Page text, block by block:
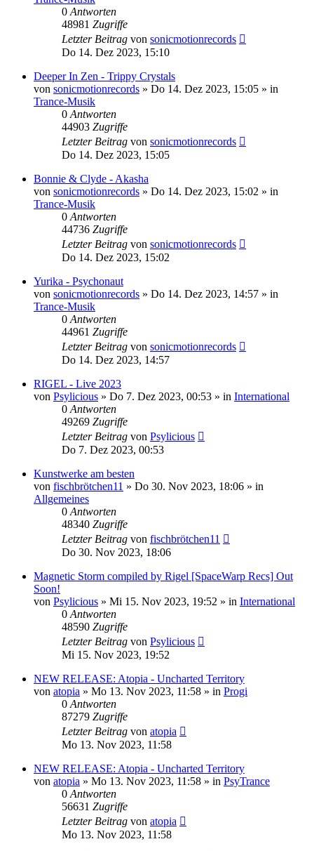
0 Antworten
48981 Zugriffe
Letzter Beitrag von sonicmotionrecords
Do 14. Dez 2023, 15:10
Deeper In Zen - Trippy Crystals
von sonicmotionrecords » Do 14. Dez 2023, 15:05 » in
Trance-Musik
0 Antworten
44903 Zugriffe
Letzter Beitrag von sonicmotionrecords
Do 14. Dez 2023, 15:05
Bonnie & Clyde - Akasha
von sonicmotionrecords » Do 14. Dez 2023, 15:02 » in
Trance-Musik
0 Antworten
44736 Zugriffe
Letzter Beitrag von sonicmotionrecords
Do 14. Dez 2023, 15:02
Yurika - Psychonaut
von sonicmotionrecords » Do 14. Dez 2023, 14:57 » in
Trance-Musik
0 Antworten
44961 Zugriffe
Letzter Beitrag von sonicmotionrecords
Do 14. Dez 2023, 14:57
RIGEL - Live 2023
von Psylicious » Do 7. Dez 2023, 00:53 » in International
0 Antworten
49269 Zugriffe
Letzter Beitrag von Psylicious
Do 7. Dez 2023, 00:53
Kunstwerke am besten
von fischbrötchen11 » Do 30. Nov 2023, 18:06 » in
Allgemeines
0 Antworten
48340 Zugriffe
Letzter Beitrag von fischbrötchen11
Do 30. Nov 2023, 18:06
Magnetic Storm compiled by Rigel [SpaceWarp Recs] Out
Soon!
von Psylicious » Mi 15. Nov 2023, 19:52 » in International
0 Antworten
48590 Zugriffe
Letzter Beitrag von Psylicious
Mi 15. Nov 2023, 19:52
NEW RELEASE: Atopia - Uncharted Territory
von atopia » Mo 13. Nov 2023, 11:58 » in Progi
0 Antworten
87279 Zugriffe
Letzter Beitrag von atopia
Mo 13. Nov 2023, 11:58
NEW RELEASE: Atopia - Uncharted Territory
von atopia » Mo 13. Nov 2023, 11:58 » in PsyTrance
0 Antworten
56631 Zugriffe
Letzter Beitrag von atopia
Mo 13. Nov 2023, 11:58